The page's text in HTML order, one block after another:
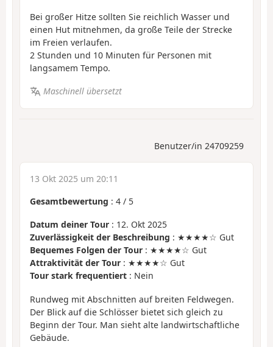
Bei großer Hitze sollten Sie reichlich Wasser und
einen Hut mitnehmen, da große Teile der Strecke
im Freien verlaufen.
2 Stunden und 10 Minuten für Personen mit
langsamem Tempo.
Maschinell übersetzt
Benutzer/in 24709259
13 Okt 2025 um 20:11
Gesamtbewertung : 4 / 5
Datum deiner Tour : 12. Okt 2025
Zuverlässigkeit der Beschreibung : ★★★★☆ Gut
Bequemes Folgen der Tour : ★★★★☆ Gut
Attraktivität der Tour : ★★★★☆ Gut
Tour stark frequentiert : Nein
Rundweg mit Abschnitten auf breiten Feldwegen.
Der Blick auf die Schlösser bietet sich gleich zu
Beginn der Tour. Man sieht alte landwirtschaftliche
Gebäude.